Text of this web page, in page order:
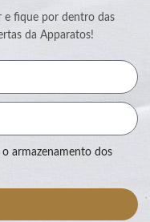
e fique por dentro das
da Apparatos!
armazenamento dos